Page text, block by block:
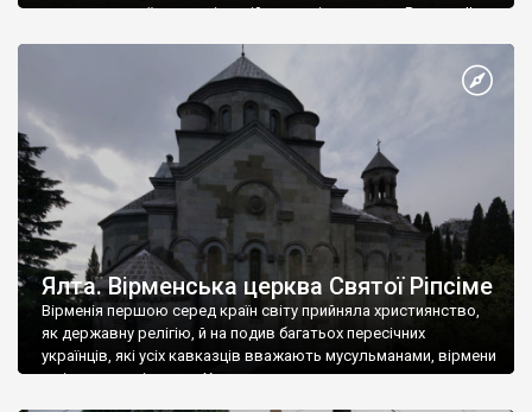
диктувати свої умови візантійському імператору Василю ІІ, та
Херсонесі Володимир-язичник, став Василем-християнином.
А потім було Хрещення Русі. На честь Херсонесу Таврійського
Ялта. Вірменська церква Святої Ріпсіме
Вірменія першою серед країн світу прийняла християнство,
як державну релігію, й на подив багатьох пересічних
українців, які усіх кавказців вважають мусульманами, вірмени
є відданими вірянами Христа